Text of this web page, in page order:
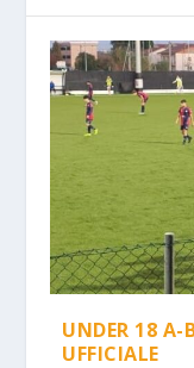
UNDER 18 A-
UFFICIALE